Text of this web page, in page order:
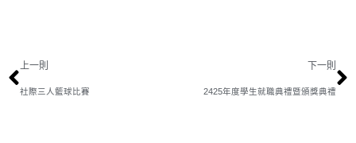
上一則
社際三人籃球比賽
下一則
2425年度學生就職典禮暨頒獎典禮